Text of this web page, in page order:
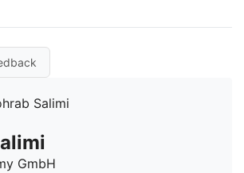
GmbH